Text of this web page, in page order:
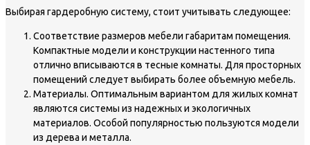
Выбирая гардеробную систему, стоит учитывать следующее:
Соответствие размеров мебели габаритам помещения.
Компактные модели и конструкции настенного типа
отлично вписываются в тесные комнаты. Для просторных
помещений следует выбирать более объемную мебель.
Материалы. Оптимальным вариантом для жилых комнат
являются системы из надежных и экологичных
материалов. Особой популярностью пользуются модели
из дерева и металла.